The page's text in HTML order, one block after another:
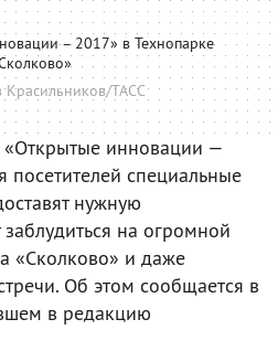
– 2017» в Технопарке
Красильников/ТАСС
инновации —
посетителей специальные
нужную
на огромной
«Сколково» и даже
Об этом сообщается в
в редакцию